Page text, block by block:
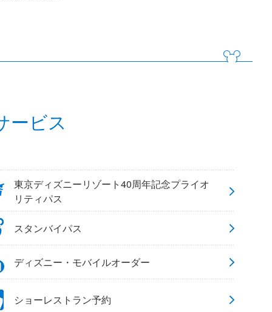
ービス
東京ディズニーリゾート40周年記念プライオ
リティパス
スタンバイパス
ディズニー・モバイルオーダー
ショーレストラン予約